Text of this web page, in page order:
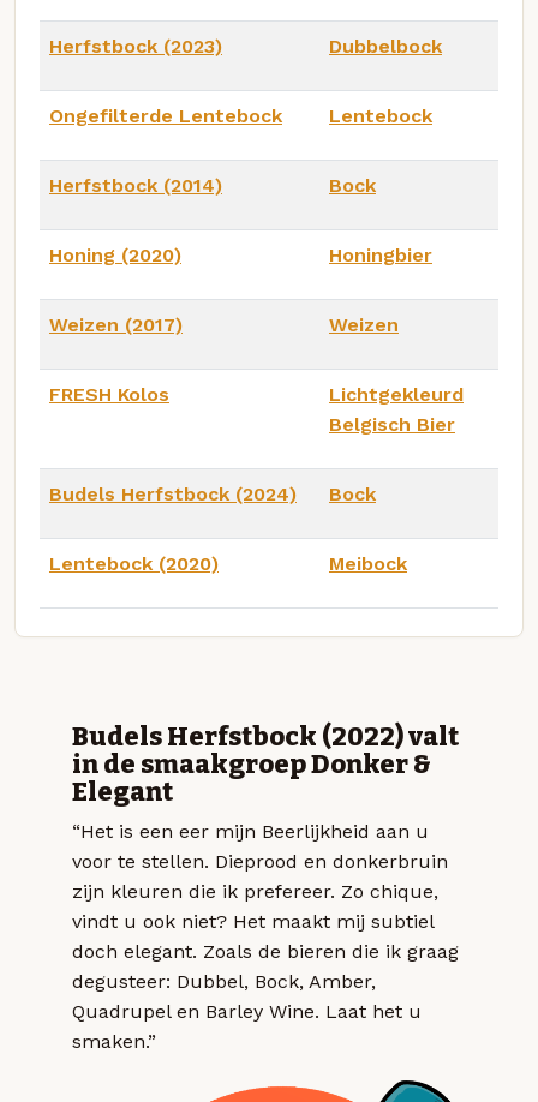
Herfstbock (2023) Dubbelbock
Ongefilterde Lentebock Lentebock
Herfstbock (2014) Bock
Honing (2020) Honingbier
Weizen (2017) Weizen
FRESH Kolos
Lichtgekleurd
Belgisch Bier
Budels Herfstbock (2024) Bock
Lentebock (2020) Meibock
Budels Herfstbock (2022) valt
in de smaakgroep Donker &
Elegant
“Het is een eer mijn Beerlijkheid aan u
voor te stellen. Dieprood en donkerbruin
zijn kleuren die ik prefereer. Zo chique,
vindt u ook niet? Het maakt mij subtiel
doch elegant. Zoals de bieren die ik graag
degusteer: Dubbel, Bock, Amber,
Quadrupel en Barley Wine. Laat het u
smaken.”